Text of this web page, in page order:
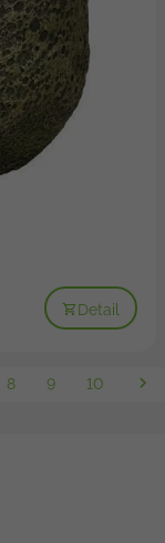
Detail
8 9 10